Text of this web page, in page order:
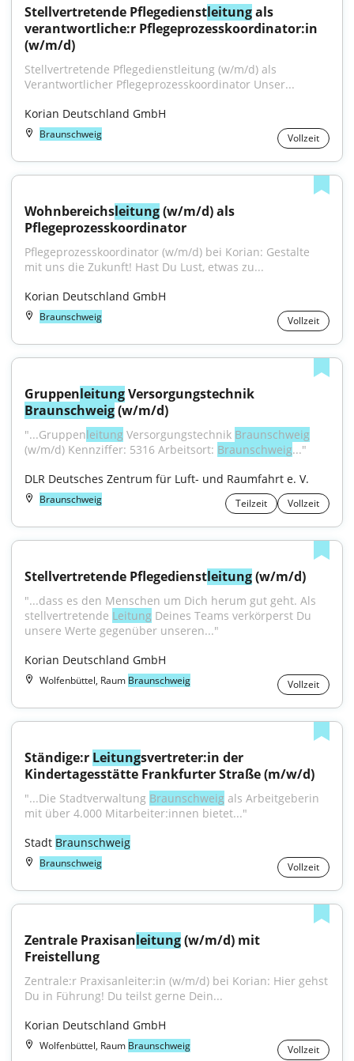
Stellvertretende Pflegedienstleitung als
verantwortliche:r Pflegeprozesskoordinator:in
(w/m/d)
Stellvertretende Pflegedienstleitung (w/m/d) als
Verantwortlicher Pflegeprozesskoordinator Unser...
Korian Deutschland GmbH
Braunschweig Vollzeit
Wohnbereichsleitung (w/m/d) als
Pflegeprozesskoordinator
Pflegeprozesskoordinator (w/m/d) bei Korian: Gestalte
mit uns die Zukunft! Hast Du Lust, etwas zu...
Korian Deutschland GmbH
Braunschweig Vollzeit
Gruppenleitung
Braunschweig (w/m/d)
"...Gruppen­leitung Versorgungs­technik Braunschweig
(w/m/d) Kennziffer: 5316 Arbeits­ort: Braunschweig..."
DLR Deutsches Zentrum für Luft- und Raumfahrt e. V.
Braunschweig Teilzeit Vollzeit
Stellvertretende Pflegedienstleitung (w/m/d)
"...dass es den Menschen um Dich herum gut geht. Als
stellvertretende Leitung Deines Teams verkörperst Du
unsere Werte gegenüber unseren..."
Korian Deutschland GmbH
Wolfenbüttel, Raum Braunschweig Vollzeit
Ständige:r Leitungsvertreter:in der
Kindertagesstätte Frankfurter Straße (m/w/d)
"...Die Stadtverwaltung Braunschweig als Arbeitgeberin
mit über 4.000 Mitarbeiter:innen bietet..."
Stadt Braunschweig
Braunschweig Vollzeit
Zentrale Praxisanleitung (w/m/d) mit
Freistellung
Zentrale:r Praxisanleiter:in (w/m/d) bei Korian: Hier gehst
Du in Führung! Du teilst gerne Dein...
Korian Deutschland GmbH
Wolfenbüttel, Raum Braunschweig Vollzeit